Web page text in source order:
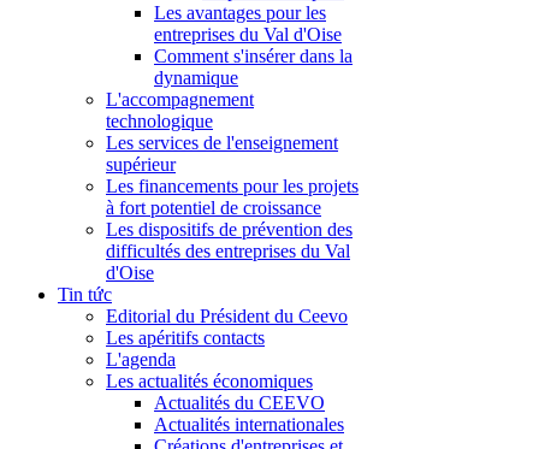
Les avantages pour les
entreprises du Val d'Oise
Comment s'insérer dans la
dynamique
L'accompagnement
technologique
Les services de l'enseignement
supérieur
Les financements pour les projets
à fort potentiel de croissance
Les dispositifs de prévention des
difficultés des entreprises du Val
d'Oise
Tin tức
Editorial du Président du Ceevo
Les apéritifs contacts
L'agenda
Les actualités économiques
Actualités du CEEVO
Actualités internationales